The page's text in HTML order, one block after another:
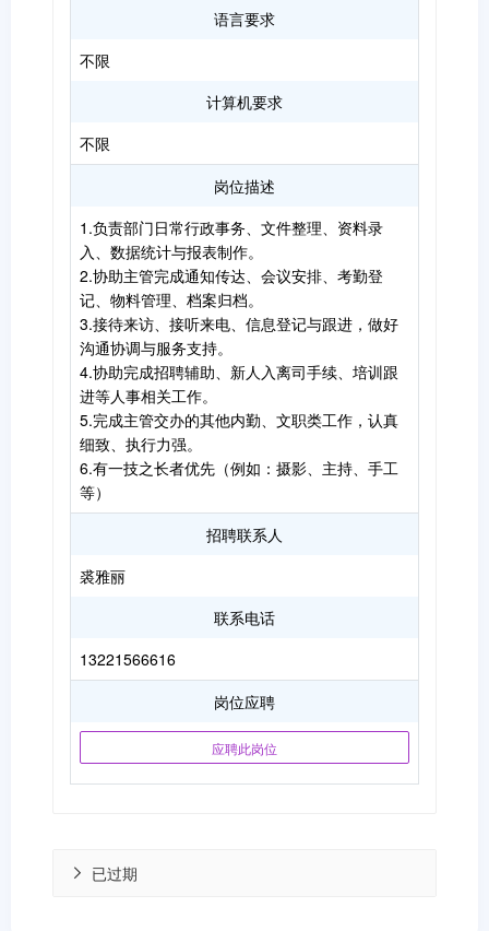
语言要求
不限
计算机要求
不限
岗位描述
1.负责部门日常行政事务、文件整理、资料录
入、数据统计与报表制作。
2.协助主管完成通知传达、会议安排、考勤登
记、物料管理、档案归档。
3.接待来访、接听来电、信息登记与跟进，做好
沟通协调与服务支持。
4.协助完成招聘辅助、新人入离司手续、培训跟
进等人事相关工作。
5.完成主管交办的其他内勤、文职类工作，认真
细致、执行力强。
6.有一技之长者优先（例如：摄影、主持、手工
等）
招聘联系人
裘雅丽
联系电话
13221566616
岗位应聘
应聘此岗位
已过期